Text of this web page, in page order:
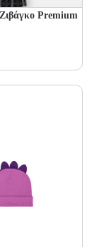
Premium